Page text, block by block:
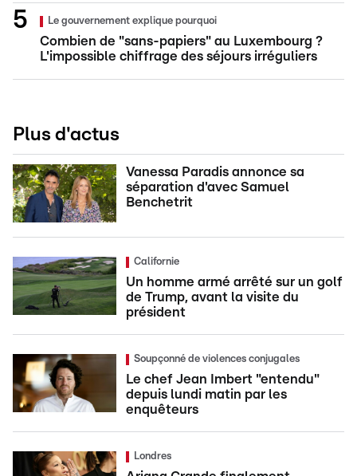
Le gouvernement explique pourquoi
Combien de "sans-papiers" au Luxembourg ?
L'impossible chiffrage des séjours irréguliers
Plus d'actus
Vanessa Paradis annonce sa
séparation d'avec Samuel
Benchetrit
Californie
Un homme armé arrêté sur un golf
de Trump, avant la visite du
président
Soupçonné de violences conjugales
Le chef Jean Imbert "entendu"
depuis lundi matin par les
enquêteurs
Londres